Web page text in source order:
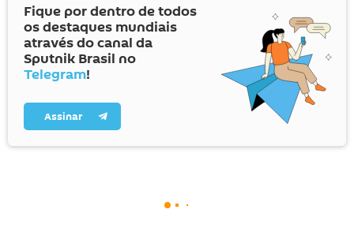
Fique por dentro de todos
os destaques mundiais
através do canal da
Sputnik Brasil no
Telegram!
Assinar